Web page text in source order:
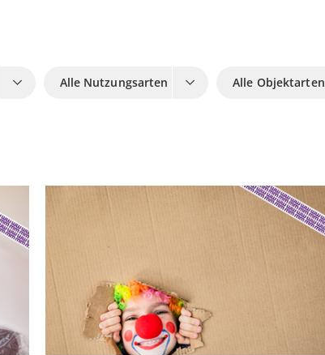
Alle Nutzungsarten Alle Objektarten